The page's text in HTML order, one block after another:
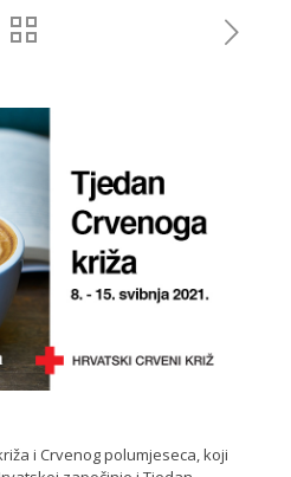
i Crvenog polumjeseca, koji